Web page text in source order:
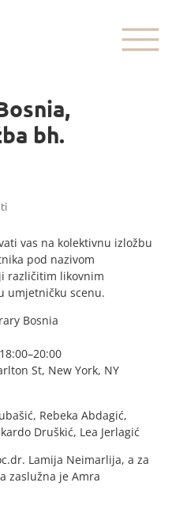
bh.
vas na kolektivnu izložbu
pod nazivom
različitim likovnim
umjetničku scenu.
Bosnia
St, New York, NY
Rebeka Abdagić,
Druškić, Lea Jerlagić
Lamija Neimarlija, a za
zaslužna je Amra